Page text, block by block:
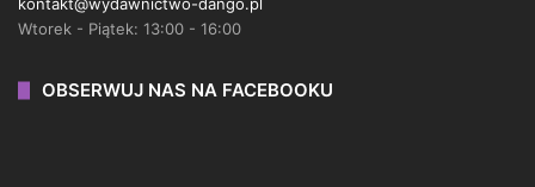
kontakt@wydawnictwo-dango.pl
Wtorek - Piątek: 13:00 - 16:00
OBSERWUJ NAS NA FACEBOOKU